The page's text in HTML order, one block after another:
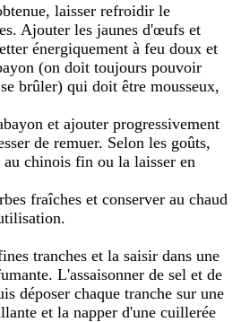
laisser refroidir le
Ajouter les jaunes d'œufs et
énergiquement à feu doux et
(on doit toujours pouvoir
brûler) qui doit être mousseux,
et ajouter progressivement
de remuer. Selon les goûts,
au chinois fin ou la laisser en
fraîches et conserver au chaud
tranches et la saisir dans une
L'assaisonner de sel et de
déposer chaque tranche sur une
et la napper d'une cuillerée